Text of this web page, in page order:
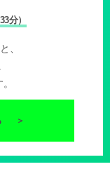
分）
、
＞